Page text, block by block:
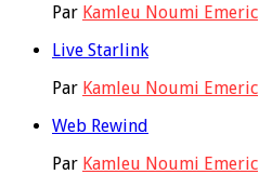
Par Kamleu Noumi Emeric
Live Starlink
Par Kamleu Noumi Emeric
Web Rewind
Par Kamleu Noumi Emeric